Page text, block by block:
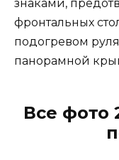
знаками,
фронтальных
подогревом
панорамной
Все фото